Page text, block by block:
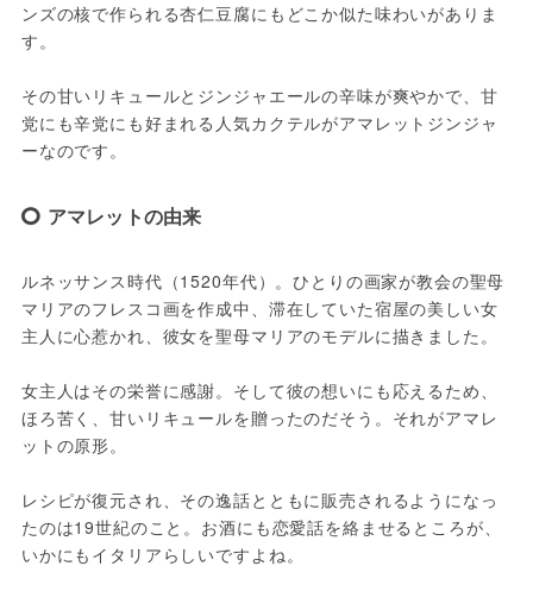
ンズの核で作られる杏仁豆腐にもどこか似た味わいがありま
す。
その甘いリキュールとジンジャエールの辛味が爽やかで、甘
党にも辛党にも好まれる人気カクテルがアマレットジンジャ
ーなのです。
アマレットの由来
ルネッサンス時代（1520年代）。ひとりの画家が教会の聖母
マリアのフレスコ画を作成中、滞在していた宿屋の美しい女
主人に心惹かれ、彼女を聖母マリアのモデルに描きました。
女主人はその栄誉に感謝。そして彼の想いにも応えるため、
ほろ苦く、甘いリキュールを贈ったのだそう。それがアマレ
ットの原形。
レシピが復元され、その逸話とともに販売されるようになっ
たのは19世紀のこと。お酒にも恋愛話を絡ませるところが、
いかにもイタリアらしいですよね。